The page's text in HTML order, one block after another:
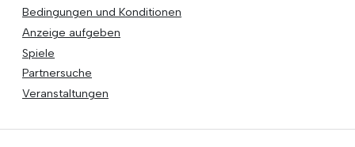
Bedingungen und Konditionen
Anzeige aufgeben
Spiele
Partnersuche
Veranstaltungen